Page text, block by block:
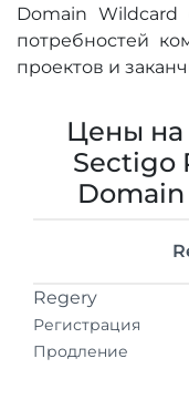
Domain Wildcard
потребностей
проектов и
Цены на
Sectigo
Domain
Regery
Регистрация
Продление